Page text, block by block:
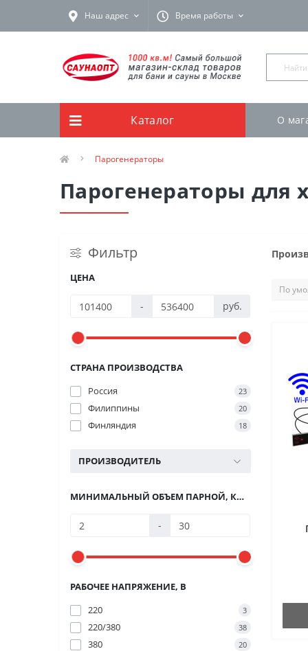
Наш адрес Время работы
Каталог О
Парогенераторы
Парогенераторы для
Фильтр
ЦЕНА
- руб.
СТРАНА ПРОИЗВОДСТВА
Россия
23
Филиппины 20
Финляндия 18
ПРОИЗВОДИТЕЛЬ
МИНИМАЛЬНЫЙ ОБЪЕМ ПАРНОЙ, КУБ.М
-
РАБОЧЕЕ НАПРЯЖЕНИЕ, В
220
3
220/380 38
380 20